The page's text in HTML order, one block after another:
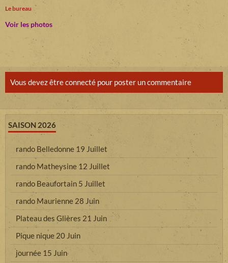
Le bureau
Voir les photos
Vous devez être connecté pour poster un commentaire
SAISON 2026
rando Belledonne 19 Juillet
rando Matheysine 12 Juillet
rando Beaufortain 5 Juillet
rando Maurienne 28 Juin
Plateau des Glières 21 Juin
Pique nique 20 Juin
journée 15 Juin